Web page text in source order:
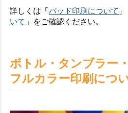
詳しくは「パッド印刷について
いて 」をご確認ください。
ボトル・タンブラー
フルカラー印刷につ